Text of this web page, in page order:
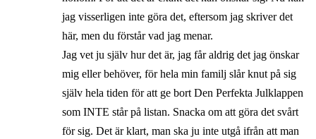
jag visserligen inte göra det, eftersom jag skriver det
här, men du förstår vad jag menar.
Jag vet ju själv hur det är, jag får aldrig det jag önskar
mig eller behöver, för hela min familj slår knut på sig
själv hela tiden för att ge bort Den Perfekta Julklappen
som INTE står på listan. Snacka om att göra det svårt
för sig. Det är klart, man ska ju inte utgå ifrån att man